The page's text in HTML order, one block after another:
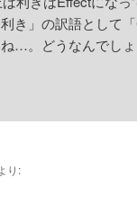
き」の訳語として「
…。どうなんでしょ
り: